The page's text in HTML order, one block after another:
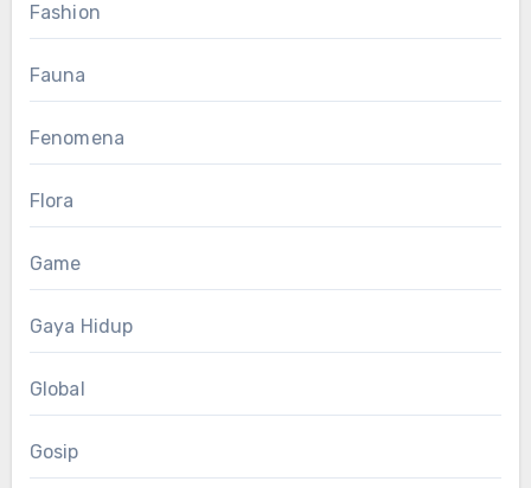
Fashion
Fauna
Fenomena
Flora
Game
Gaya Hidup
Global
Gosip